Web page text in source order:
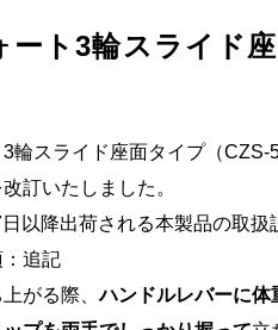
ート3輪スライド
3輪スライド座面タイプ（CZS-
訂いたしました。
以降出荷される本製品の取扱
追記
がる際、ハンドルレバーに体